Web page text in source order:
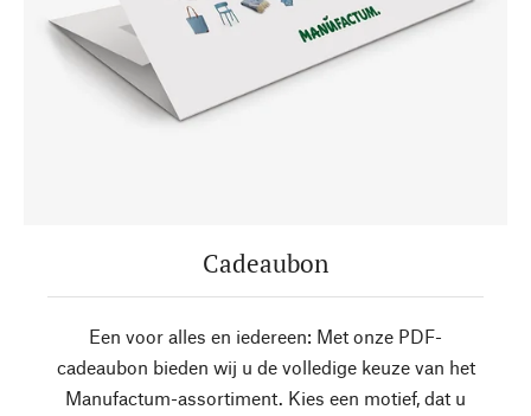
Cadeaubon
Een voor alles en iedereen: Met onze PDF-
cadeaubon bieden wij u de volledige keuze van het
Manufactum-assortiment. Kies een motief, dat u